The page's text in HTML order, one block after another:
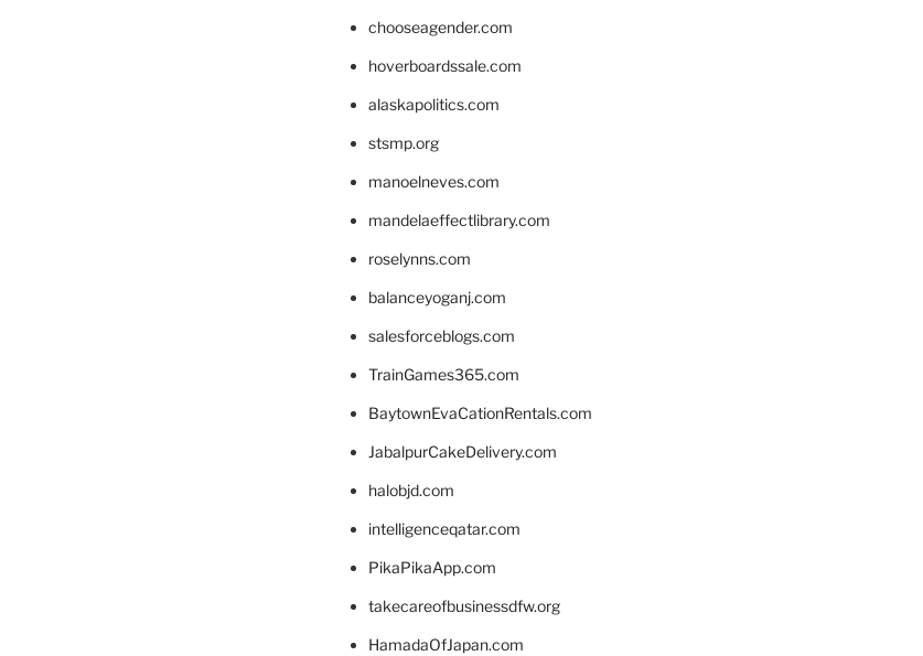
chooseagender.com
hoverboardssale.com
alaskapolitics.com
stsmp.org
manoelneves.com
mandelaeffectlibrary.com
roselynns.com
balanceyoganj.com
salesforceblogs.com
TrainGames365.com
BaytownEvaCationRentals.com
JabalpurCakeDelivery.com
halobjd.com
intelligenceqatar.com
PikaPikaApp.com
takecareofbusinessdfw.org
HamadaOfJapan.com